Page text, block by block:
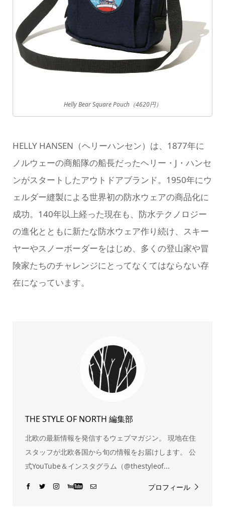
Helly Bear Square Pouch（4620円）
HELLY HANSEN（ヘリーハンセン）は、1877年に
ノルウェーの商船隊の船長だったヘリー・J・ハンセ
ンがスタートしたアウトドアブランド。1950年にウ
ェルダー縫製による世界初の防水ウェアの商品化に
成功。140年以上経った現在も、防水テクノロジー
の進化とともに新たな防水ウェア作り続け、スキー
ヤーやスノーボーダーをはじめ、多くの登山家や冒
険家たちのチャレンジにとってなくてはならない存
在になっています。
THE STYLE OF NORTH 編集部
北欧の最新情報を発信するウェブマガジン。 現地在住
スタッフが北欧各国から旬の情報をお届けします。 公
式YouTube＆インスタグラム（@thestyleof...
プロフィール